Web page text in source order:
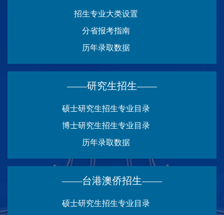
招生专业大类设置
分省报考指南
历年录取数据
——研究生招生——
硕士研究生招生专业目录
博士研究生招生专业目录
历年录取数据
——台港澳侨招生——
硕士研究生招生专业目录